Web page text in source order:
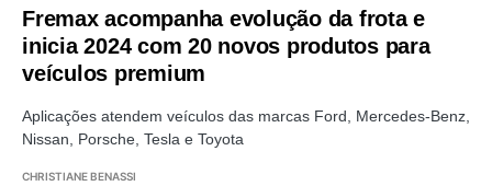
Fremax acompanha evolução da frota e
inicia 2024 com 20 novos produtos para
veículos premium
Aplicações atendem veículos das marcas Ford, Mercedes-Benz,
Nissan, Porsche, Tesla e Toyota
CHRISTIANE BENASSI